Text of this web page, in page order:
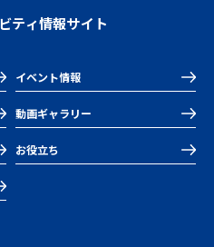
ティ情報サイト
イベント情報
動画ギャラリー
お役立ち